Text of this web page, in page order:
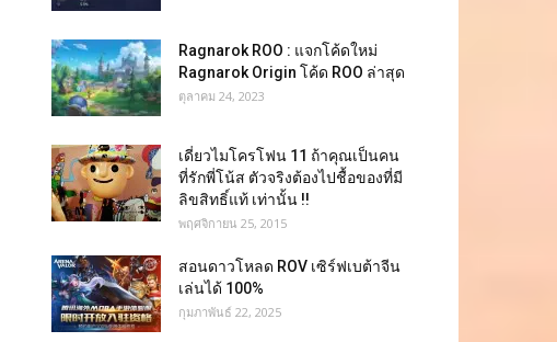
Ragnarok ROO : แจกโค้ดใหม่
Ragnarok Origin โค้ด ROO ล่าสุด
ตุลาคม 24, 2023
เดี่ยวไมโครโฟน 11 ถ้าคุณเป็นคน
ที่รักพี่โน้ส ตัวจริงต้องไปชื้อของที่มี
ลิขสิทธิ์แท้ เท่านั้น !!
พฤศจิกายน 25, 2015
สอนดาวโหลด ROV เซิร์ฟเบต้าจีน
เล่นได้ 100%
กุมภาพันธ์ 22, 2025